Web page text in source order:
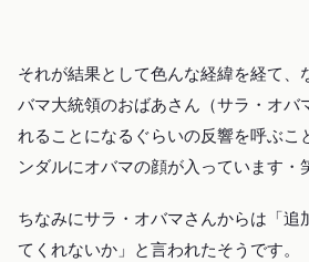
それが結果として色んな経緯を経て、
バマ大統領のおばあさん（サラ・オバ
れることになるぐらいの反響を呼ぶこ
ンダルにオバマの顔が入っています・
ちなみにサラ・オバマさんからは「追
てくれないか」と言われたそうです。